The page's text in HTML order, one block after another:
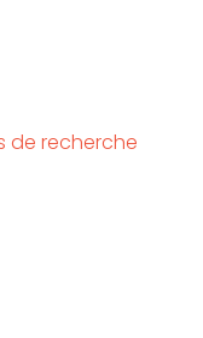
de recherche